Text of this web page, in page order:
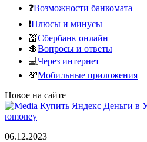
❓Возможности банкомата
❗Плюсы и минусы
💒Сбербанк онлайн
💲Вопросы и ответы
💻Через интернет
💸Мобильные приложения
Новое на сайте
Купить Яндекс Деньги в
юmoney
06.12.2023